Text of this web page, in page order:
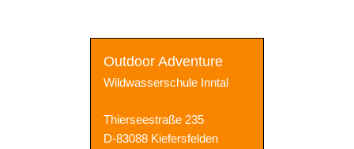
Outdoor Adventure
Wildwasserschule Inntal
Thierseestraße 235
D-83088 Kiefersfelden